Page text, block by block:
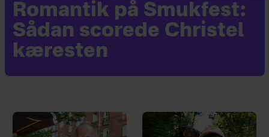
Romantik på Smukfest:
Sådan scorede Christel
kæresten